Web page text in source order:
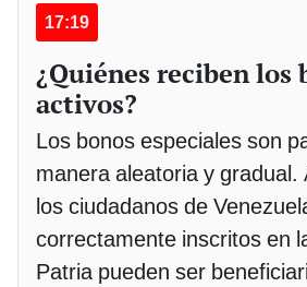
17:19
¿Quiénes reciben los
activos?
Los bonos especiales son
manera aleatoria y gradual.
los ciudadanos de
correctamente inscritos en
Patria pueden ser